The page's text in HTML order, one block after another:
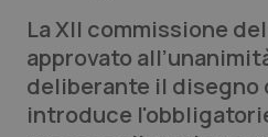
QS Pro
Professionisti Sanitari.AI
La XII commissione
approvato
deliberante il disegno
introduce